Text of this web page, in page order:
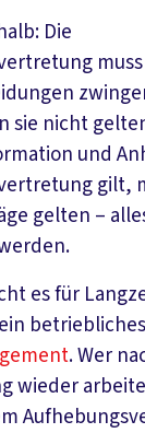
Die
nicht
und
gilt,
gelten –
es für
betriebliches
. Wer
wieder